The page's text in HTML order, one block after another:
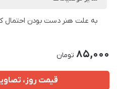
به علت هنر دست بودن احتمال
85,000 تومان
قیمت روز،